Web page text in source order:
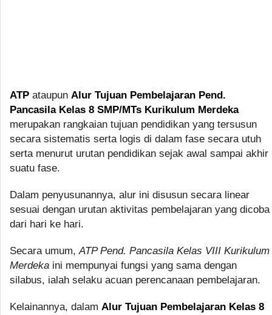
ATP ataupun Alur Tujuan Pembelajaran Pend.
Pancasila Kelas 8 SMP/MTs Kurikulum Merdeka
merupakan rangkaian tujuan pendidikan yang tersusun
secara sistematis serta logis di dalam fase secara utuh
serta menurut urutan pendidikan sejak awal sampai akhir
suatu fase.
Dalam penyusunannya, alur ini disusun secara linear
sesuai dengan urutan aktivitas pembelajaran yang dicoba
dari hari ke hari.
Secara umum,ATP Pend. Pancasila Kelas VIII Kurikulum
Merdeka ini mempunyai fungsi yang sama dengan
silabus, ialah selaku acuan perencanaan pembelajaran.
Kelainannya, dalam Alur Tujuan Pembelajaran Kelas 8